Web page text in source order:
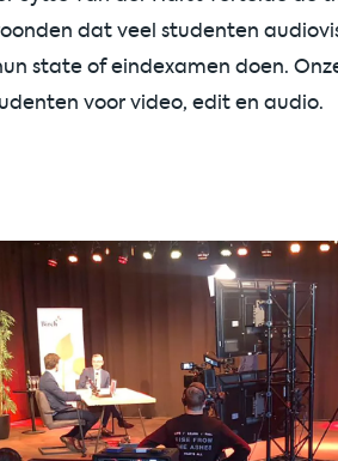
dat veel studenten
state of eindexamen doen.
voor video, edit en audio.